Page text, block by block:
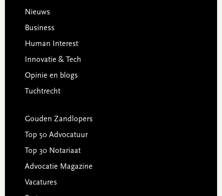
Footer
Nieuws
Business
Human Interest
Innovatie & Tech
Opinie en blogs
Tuchtrecht
Gouden Zandlopers
Top 50 Advocatuur
Top 30 Notariaat
Advocatie Magazine
Vacatures